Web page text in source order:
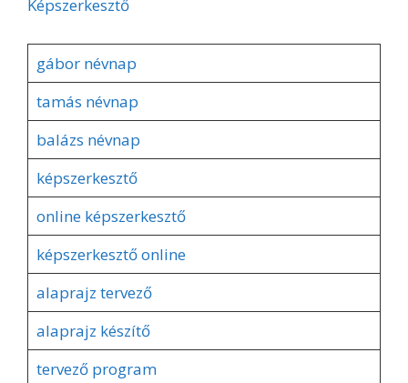
Képszerkesztő
gábor névnap
tamás névnap
balázs névnap
képszerkesztő
online képszerkesztő
képszerkesztő online
alaprajz tervező
alaprajz készítő
tervező program